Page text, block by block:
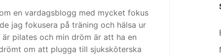
en vardagsblogg med mycket fokus
jag fokusera på träning och hälsa ur
pilates och min dröm är att ha en
om att plugga till sjuksköterska